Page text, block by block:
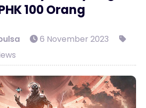
100 Orang
6 November 2023